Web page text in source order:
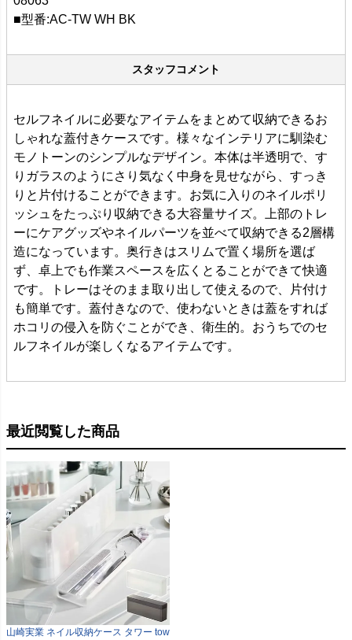
■型番:AC-TW WH BK
スタッフコメント
セルフネイルに必要なアイテムをまとめて収納できるお
しゃれな蓋付きケースです。様々なインテリアに馴染む
モノトーンのシンプルなデザイン。本体は半透明で、す
りガラスのようにさり気なく中身を見せながら、すっき
りと片付けることができます。お気に入りのネイルポリ
ッシュをたっぷり収納できる大容量サイズ。上部のトレ
ーにケアグッズやネイルパーツを並べて収納できる2層構
造になっています。奥行きはスリムで置く場所を選ば
ず、卓上でも作業スペースを広くとることができて快適
です。トレーはそのまま取り出して使えるので、片付け
も簡単です。蓋付きなので、使わないときは蓋をすれば
ホコリの侵入を防ぐことができ、衛生的。おうちでのセ
ルフネイルが楽しくなるアイテムです。
最近閲覧した商品
山崎実業 ネイル収納ケース タワー tow